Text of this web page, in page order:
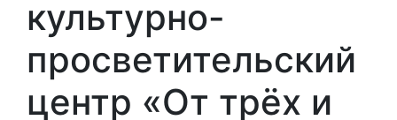
культурно-
просветительский
центр «От трёх и